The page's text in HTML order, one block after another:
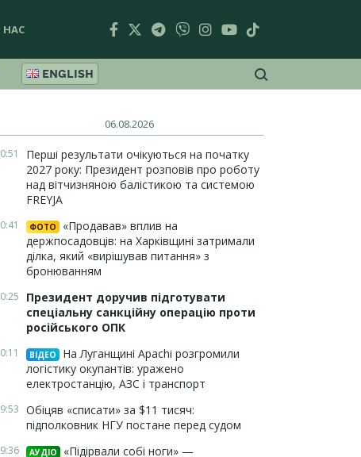
НАС
ENGLISH
06.08.2026
Перші результати очікуються на початку
2027 року: Президент розповів про роботу
над вітчизняною балістикою та системою
FREYJA
ФОТО
«Продавав» вплив на
держпосадовців: на Харківщині затримали
ділка, який «вирішував питання» з
бронюванням
Президент доручив підготувати
спеціальну санкційну операцію проти
російського ОПК
ВІДЕО
На Луганщині Apachi розгромили
логістику окупантів: уражено
електростанцію, АЗС і транспорт
Обіцяв «списати» за $11 тисяч:
підполковник НГУ постане перед судом
АУДІО
«Підірвали собі ноги» —